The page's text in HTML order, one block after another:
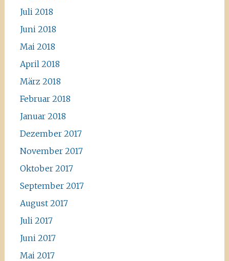
Juli 2018
Juni 2018
Mai 2018
April 2018
März 2018
Februar 2018
Januar 2018
Dezember 2017
November 2017
Oktober 2017
September 2017
August 2017
Juli 2017
Juni 2017
Mai 2017